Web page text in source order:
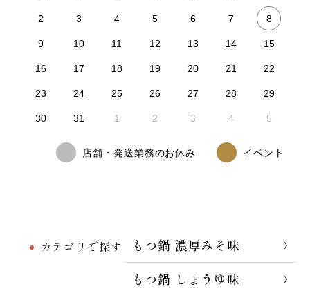
カテゴリで探す
もつ鍋 濃厚みそ味
もつ鍋 しょうゆ味
2 3 4 5 6 7 8
9 10 11 12 13 14 15
16 17 18 19 20 21 22
23 24 25 26 27 28 29
30 31 1 2 3 4 5
店舗・発送業務のお休み イベント